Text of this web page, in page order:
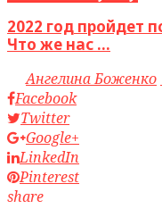
2022 год пройдет
Что же нас ...
byАнгелина Боженко
Facebook
Twitter
Google+
LinkedIn
Pinterest
share